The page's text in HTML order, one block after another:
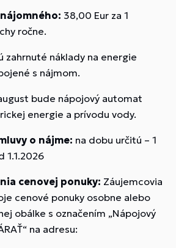
38,00 Eur za 1
plochy ročne.
zahrnuté náklady na energie
s nájmom.
bude nápojový automat
energie a prívodu vody.
o nájme: na dobu určitú – 1
1.1.2026
cenovej ponuky: Záujemcovia
cenové ponuky osobne alebo
obálke s označením „Nápojový
na adresu: